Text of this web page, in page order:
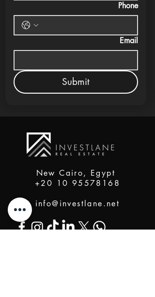
Phone
Email
Submit
New Cairo, Egypt
+20 10 95578168
info@investlane.net